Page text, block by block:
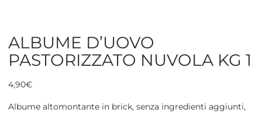
ALBUME D’UOVO
PASTORIZZATO NUVOLA KG 1
4,90€
Albume altomontante in brick, senza ingredienti aggiunti,